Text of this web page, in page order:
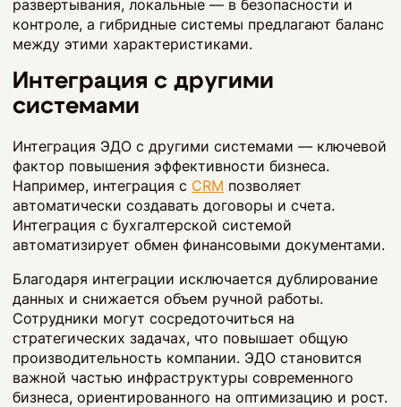
развертывания, локальные — в безопасности и
контроле, а гибридные системы предлагают баланс
между этими характеристиками.
Интеграция с другими
системами
Интеграция ЭДО с другими системами — ключевой
фактор повышения эффективности бизнеса.
Например, интеграция с CRM позволяет
автоматически создавать договоры и счета.
Интеграция с бухгалтерской системой
автоматизирует обмен финансовыми документами.
Благодаря интеграции исключается дублирование
данных и снижается объем ручной работы.
Сотрудники могут сосредоточиться на
стратегических задачах, что повышает общую
производительность компании. ЭДО становится
важной частью инфраструктуры современного
бизнеса, ориентированного на оптимизацию и рост.